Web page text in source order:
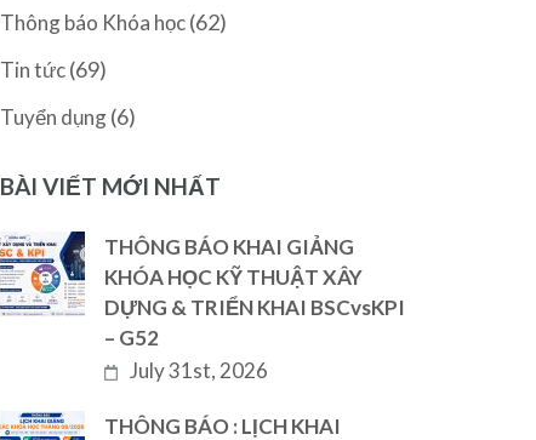
Thông báo Khóa học(62)
Tin tức(69)
Tuyển dụng(6)
BÀI VIẾT MỚI NHẤT
THÔNG BÁO KHAI GIẢNG
KHÓA HỌC KỸ THUẬT XÂY
DỰNG & TRIỂN KHAI BSCvsKPI
– G52
July 31st, 2026
THÔNG BÁO : LỊCH KHAI